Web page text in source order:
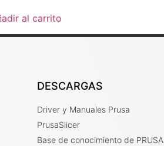
al carrito
DESCARGAS
Driver y Manuales Prusa
PrusaSlicer
Base de conocimiento de PRUSA